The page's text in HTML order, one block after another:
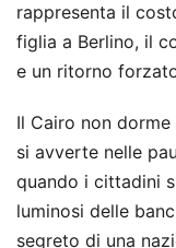
rappresenta il
figlia a Berlino, il
e un ritorno
Il Cairo non
si avverte nelle
quando i cittadini
luminosi delle
segreto di una